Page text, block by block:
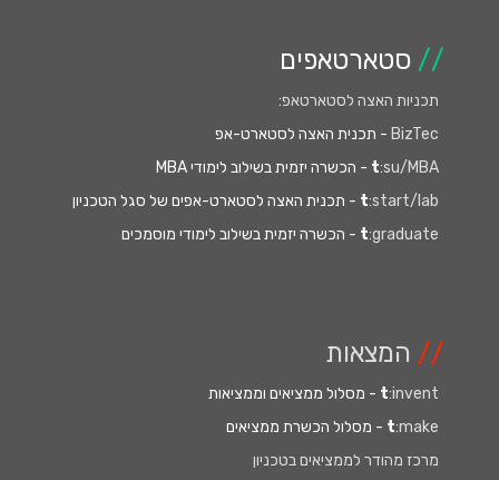
// סטארטאפים
תכניות האצה לסטארטאפ:
BizTec - תכנית האצה לסטארט-אפ
t:su/MBA
- הכשרה יזמית בשילוב לימודי MBA
t:start/lab
- תכנית האצה לסטארט-אפים של סגל הטכניון
t:graduate - הכשרה יזמית בשילוב לימודי מוסמכים
// המצאות
t:invent
- מסלול ממציאים וממציאות
t:make
- מסלול הכשרת ממציאים
מרכז מהודר לממציאים בטכניון